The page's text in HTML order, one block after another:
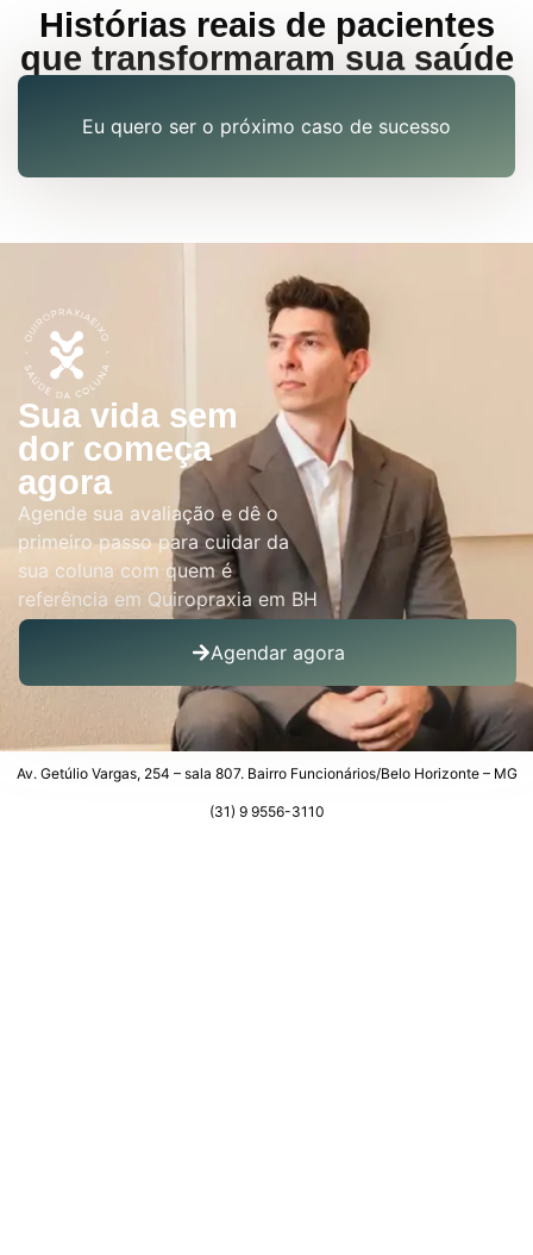
Histórias reais de pacientes
que transformaram sua saúde
Eu quero ser o próximo caso de sucesso
Sua vida sem
dor começa
agora
Agende sua avaliação e dê o
primeiro passo para cuidar da
sua coluna com quem é
referência em Quiropraxia em BH
Agendar agora
Av. Getúlio Vargas, 254 – sala 807. Bairro Funcionários/Belo Horizonte – MG
(31) 9 9556-3110